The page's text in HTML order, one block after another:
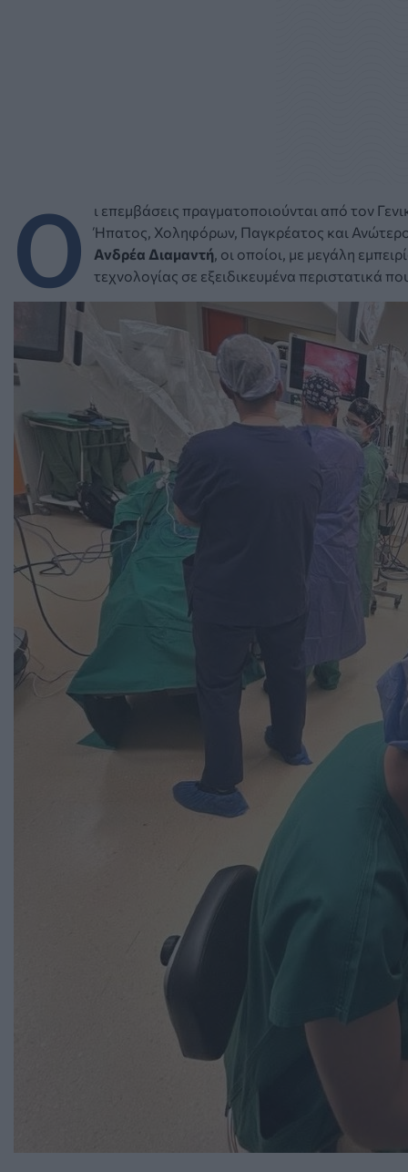
Ο
ι επεμβάσεις πραγματοποιούνται από τον
Ήπατος, Χοληφόρων, Παγκρέατος και
Ανδρέα Διαμαντή, οι οποίοι, με μεγάλη
τεχνολογίας σε εξειδικευμένα περιστατικά